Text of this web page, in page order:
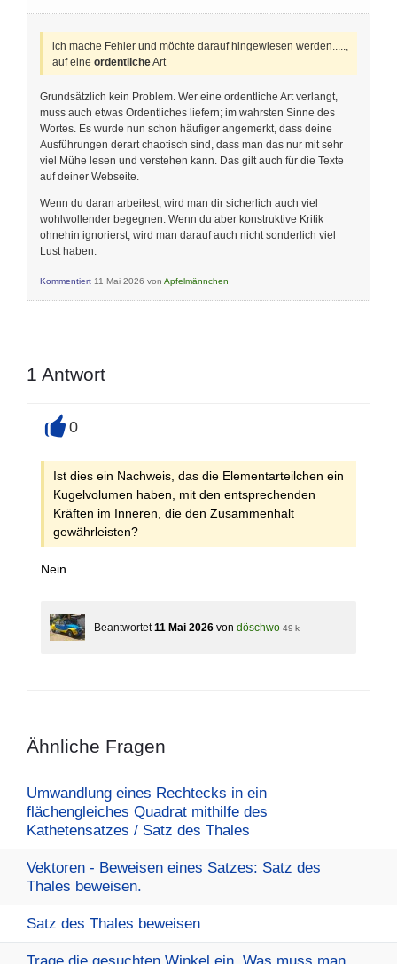
ich mache Fehler und möchte darauf hingewiesen werden.....,
auf eine ordentlicheArt
Grundsätzlich kein Problem. Wer eine ordentliche Art verlangt,
muss auch etwas Ordentliches liefern; im wahrsten Sinne des
Wortes. Es wurde nun schon häufiger angemerkt, dass deine
Ausführungen derart chaotisch sind, dass man das nur mit sehr
viel Mühe lesen und verstehen kann. Das gilt auch für die Texte
auf deiner Webseite.
Wenn du daran arbeitest, wird man dir sicherlich auch viel
wohlwollender begegnen. Wenn du aber konstruktive Kritik
ohnehin ignorierst, wird man darauf auch nicht sonderlich viel
Lust haben.
Kommentiert 11 Mai 2026 von Apfelmännchen
1 Antwort
0
Ist dies ein Nachweis, das die Elementarteilchen ein
Kugelvolumen haben, mit den entsprechenden
Kräften im Inneren, die den Zusammenhalt
gewährleisten?
Nein.
Beantwortet 11 Mai 2026 von döschwo 49 k
Ähnliche Fragen
Umwandlung eines Rechtecks in ein
flächengleiches Quadrat mithilfe des
Kathetensatzes / Satz des Thales
Vektoren - Beweisen eines Satzes: Satz des
Thales beweisen.
Satz des Thales beweisen
Trage die gesuchten Winkel ein. Was muss man